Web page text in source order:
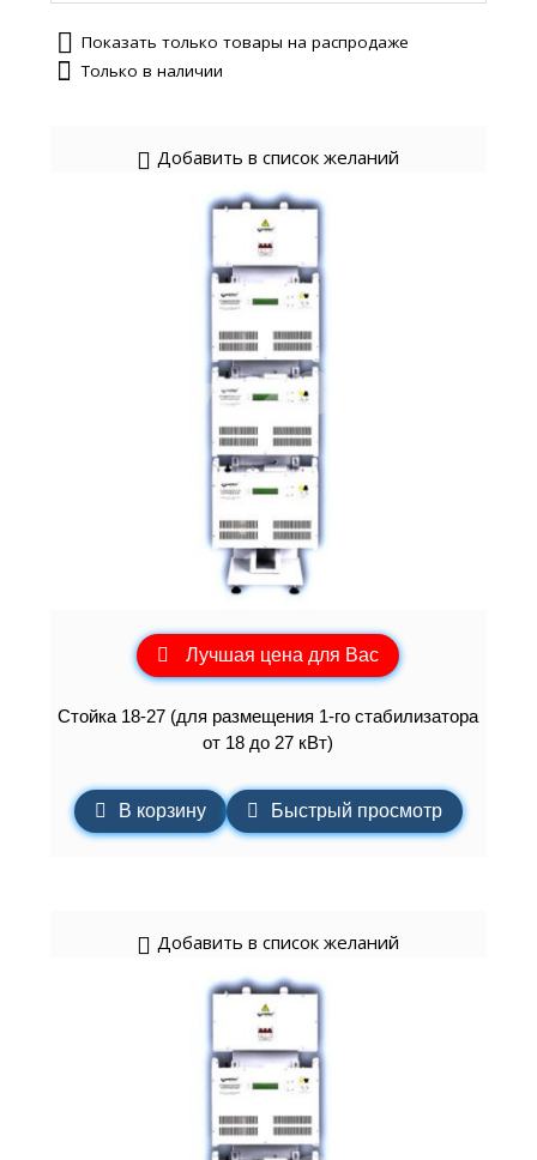
Показать только товары на распродаже
Только в наличии
Добавить в список желаний
Лучшая цена для Вас
Стойка 18-27 (для размещения 1-го стабилизатора
от 18 до 27 кВт)
В корзину Быстрый просмотр
Добавить в список желаний